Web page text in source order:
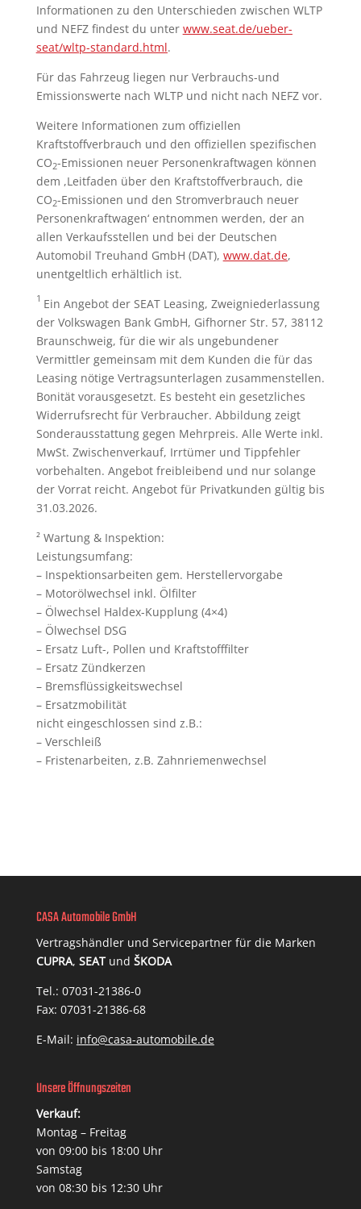
Informationen zu den Unterschieden zwischen WLTP
und NEFZ findest du unter www.seat.de/ueber-
seat/wltp-standard.html.
Für das Fahrzeug liegen nur Verbrauchs-und
Emissionswerte nach WLTP und nicht nach NEFZ vor.
Weitere Informationen zum offiziellen
Kraftstoffverbrauch und den offiziellen spezifischen
CO2-Emissionen neuer Personenkraftwagen können
dem ,Leitfaden über den Kraftstoffverbrauch, die
CO2-Emissionen und den Stromverbrauch neuer
Personenkraftwagen‘ entnommen werden, der an
allen Verkaufsstellen und bei der Deutschen
Automobil Treuhand GmbH (DAT), www.dat.de,
unentgeltlich erhältlich ist.
1 Ein Angebot der SEAT Leasing, Zweigniederlassung
der Volkswagen Bank GmbH, Gifhorner Str. 57, 38112
Braunschweig, für die wir als ungebundener
Vermittler gemeinsam mit dem Kunden die für das
Leasing nötige Vertragsunterlagen zusammenstellen.
Bonität vorausgesetzt. Es besteht ein gesetzliches
Widerrufsrecht für Verbraucher. Abbildung zeigt
Sonderausstattung gegen Mehrpreis. Alle Werte inkl.
MwSt. Zwischenverkauf, Irrtümer und Tippfehler
vorbehalten. Angebot freibleibend und nur solange
der Vorrat reicht. Angebot für Privatkunden gültig bis
31.03.2026.
² Wartung & Inspektion:
Leistungsumfang:
– Inspektionsarbeiten gem. Herstellervorgabe
– Motorölwechsel inkl. Ölfilter
– Ölwechsel Haldex-Kupplung (4×4)
– Ölwechsel DSG
– Ersatz Luft-, Pollen und Kraftstofffilter
– Ersatz Zündkerzen
– Bremsflüssigkeitswechsel
– Ersatzmobilität
nicht eingeschlossen sind z.B.:
– Verschleiß
– Fristenarbeiten, z.B. Zahnriemenwechsel
CASA Automobile GmbH
Vertragshändler und Servicepartner für die Marken
CUPRA, SEATund ŠKODA
Tel.: 07031-21386-0
Fax: 07031-21386-68
E-Mail: info@casa-automobile.de
Unsere Öffnungszeiten
Verkauf:
Montag – Freitag
von 09:00 bis 18:00 Uhr
Samstag
von 08:30 bis 12:30 Uhr